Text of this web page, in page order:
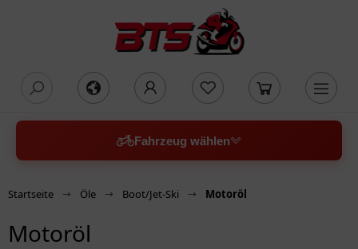
Fahrzeug wählen
Startseite Öle Boot/Jet-Ski Motoröl
Motoröl